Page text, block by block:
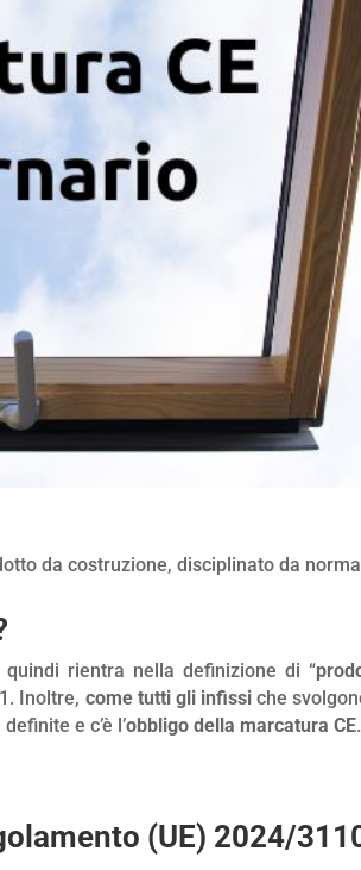
da costruzione, disciplinato da
rientra nella definizione di “
Inoltre, come tutti gli infissiche
e c’è l’obbligo della marcatura CE.
(UE) 2024/